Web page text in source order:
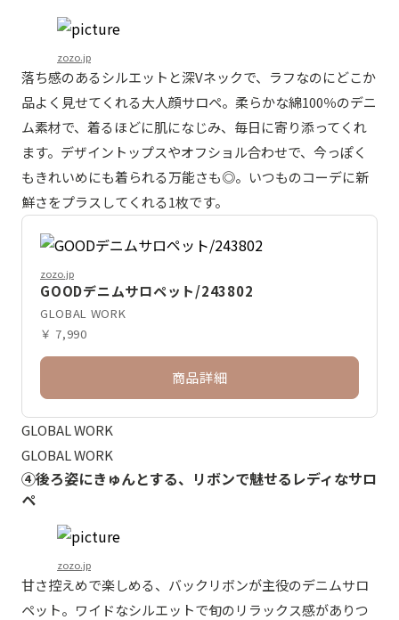
zozo.jp
落ち感のあるシルエットと深Vネックで、ラフなのにどこか
品よく見せてくれる大人顔サロペ。柔らかな綿100％のデニ
ム素材で、着るほどに肌になじみ、毎日に寄り添ってくれ
ます。デザイントップスやオフショル合わせで、今っぽく
もきれいめにも着られる万能さも◎。いつものコーデに新
鮮さをプラスしてくれる1枚です。
zozo.jp
GOODデニムサロペット/243802
GLOBAL WORK
￥ 7,990
商品詳細
GLOBAL WORK
GLOBAL WORK
④後ろ姿にきゅんとする、リボンで魅せるレディなサロ
ペ
zozo.jp
甘さ控えめで楽しめる、バックリボンが主役のデニムサロ
ペット。ワイドなシルエットで旬のリラックス感がありつ